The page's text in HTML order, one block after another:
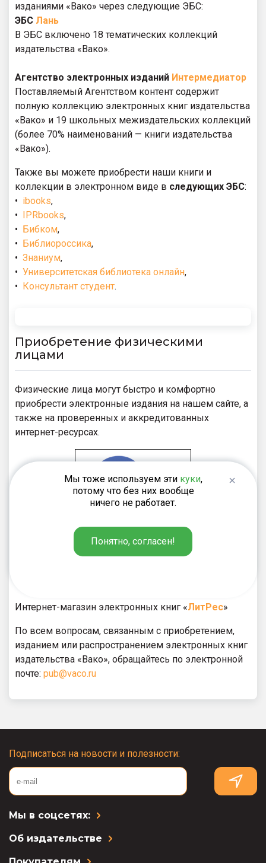
изданиями «Вако» через следующие ЭБС:
ЭБС Лань
В ЭБС включено 18 тематических коллекций
издательства «Вако».
Агентство электронных изданий Интермедиатор
Поставляемый Агентством контент содержит
полную коллекцию электронных книг издательства
«Вако» и 19 школьных межиздательских коллекций
(более 70% наименований — книги издательства
«Вако»).
Также вы можете приобрести наши книги и
коллекции в электронном виде в следующих ЭБС:
• ibooks,
• IPRbooks,
• Бибком,
• Библиороссика,
• Знаниум,
• Университетская библиотека онлайн,
• Консультант студент.
Приобретение физическими
лицами
Физические лица могут быстро и комфортно
приобрести электронные издания на нашем сайте, а
также на проверенных и аккредитованных
интернет-ресурсах.
Интернет-магазин электронных изданий
Электронный универс
Интернет-магазин электронных книг «ЛитРес»
По всем вопросам, связанным с приобретением,
изданием или распространением электронных книг
издательства «Вако», обращайтесь по электронной
почте: pub@vaco.ru
Подписаться на новости и полезности:
Мы в соцсетях:
Об издательстве
Мы тоже используем эти куки,
потому что без них вообще
ничего не работает.
Понятно, согласен!